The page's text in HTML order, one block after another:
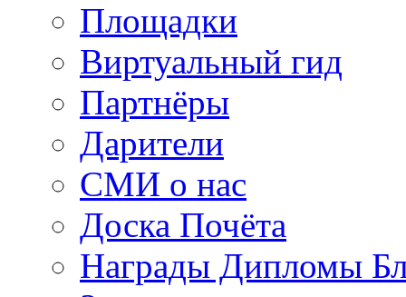
Площадки
Виртуальный гид
Партнёры
Дарители
СМИ о нас
Доска Почёта
Награды Дипломы